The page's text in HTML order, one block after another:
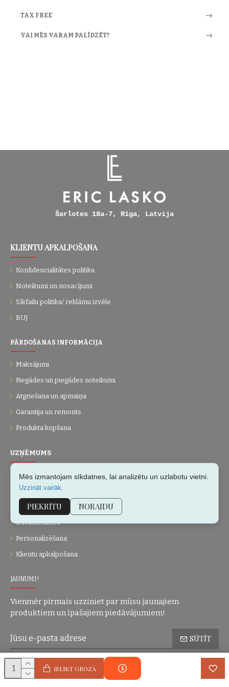
IELIKT GROZĀ
TAX FREE
VAI MĒS VARAM PALĪDZĒT?
Šarlotes 18a-7, Rīga, Latvija
KLIENTU APKALPOŠANA
Konfidencialitātes politika
Noteikumi un nosacījumi
Sīkfailu politika/ reklāmu izvēle
BUJ
PĀRDOŠANAS INFORMĀCIJA
Maksājumi
Piegādes un piegādes noteikumi
Atgriešana un apmaiņa
Garantija un remonts
Produkta kopšana
UZŅĒMUMS
Par mums
Kontakti
Vietnes karte
Dāvanu kartes
Personalizēšana
Klientu apkalpošana
JAUNUMI!
Vienmēr pirmais uzziniet par mūsu jaunajiem
produktiem un īpašajiem piedāvājumiem!
SŪTĪT
Esmu iepazinies(-usies) ar sadaļu Konfidencialitātes politika
piekrītu visiem minētajiem noteikumiem
Mēs izmantojam sīkdatnes, lai analizētu un uzlabotu vietni.
Uzzināt vairāk
PIEKRĪTU NORAIDU